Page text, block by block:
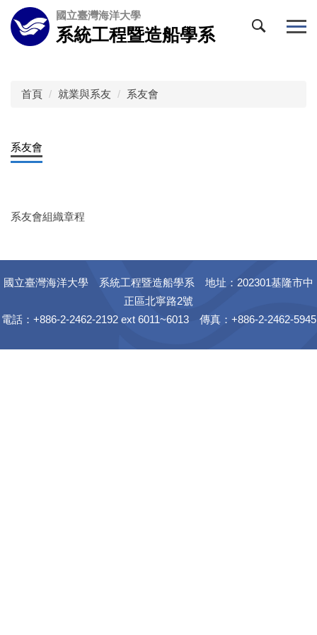
跳
到
主
國立臺灣海洋大學
系統工程暨造船學系
首頁 就業與系友 系友會
系友會
系友會組織章程
國立臺灣海洋大學 系統工程暨造船學系 地址：202301基隆市中
正區北寧路2號
電話：+886-2-2462-2192 ext 6011~6013 傳真：+886-2-2462-5945